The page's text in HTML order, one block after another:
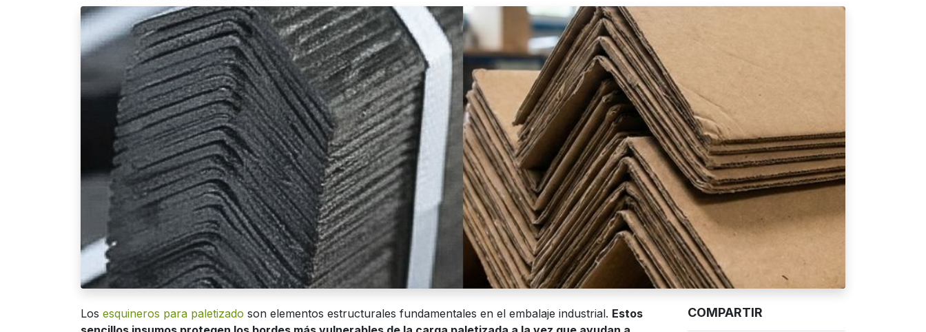
Los esquineros para paletizado son elementos estructurales fundamentales en el embalaje industrial. Estos
COMPARTIR